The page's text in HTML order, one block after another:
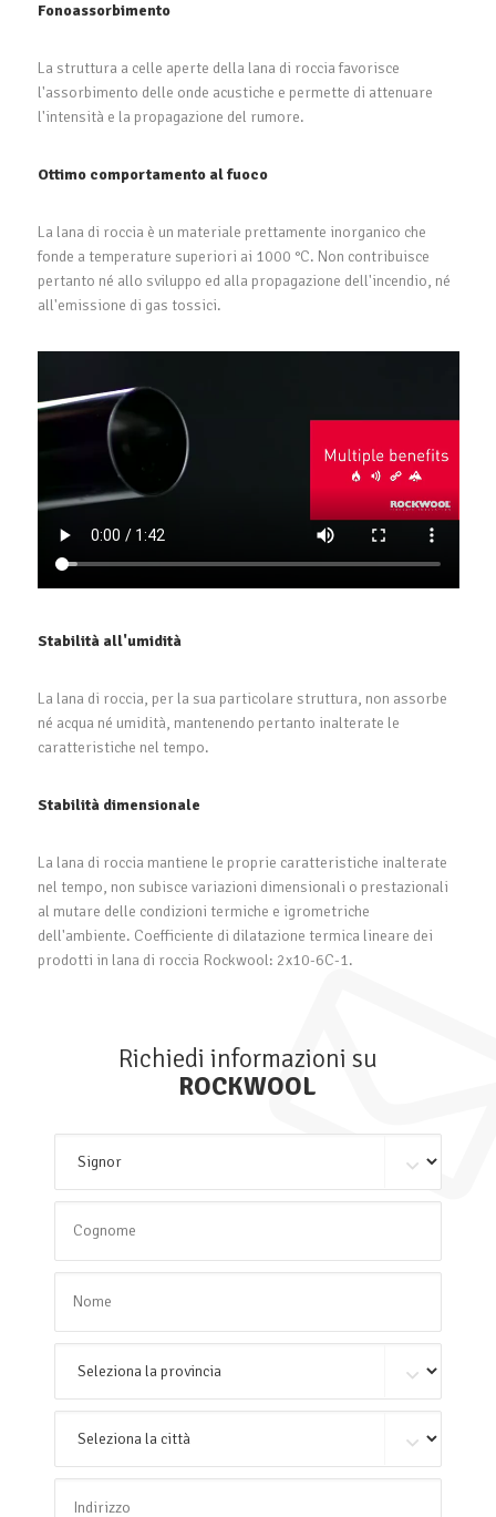
Fonoassorbimento
La struttura a celle aperte della lana di roccia favorisce
l'assorbimento delle onde acustiche e permette di attenuare
l'intensità e la propagazione del rumore.
Ottimo comportamento al fuoco
La lana di roccia è un materiale prettamente inorganico che
fonde a temperature superiori ai 1000 °C. Non contribuisce
pertanto né allo sviluppo ed alla propagazione dell'incendio, né
all'emissione di gas tossici.
Stabilità all'umidità
La lana di roccia, per la sua particolare struttura, non assorbe
né acqua né umidità, mantenendo pertanto inalterate le
caratteristiche nel tempo.
Stabilità dimensionale
La lana di roccia mantiene le proprie caratteristiche inalterate
nel tempo, non subisce variazioni dimensionali o prestazionali
al mutare delle condizioni termiche e igrometriche
dell'ambiente. Coefficiente di dilatazione termica lineare dei
prodotti in lana di roccia Rockwool: 2x10-6C-1.
Richiedi informazioni su
ROCKWOOL